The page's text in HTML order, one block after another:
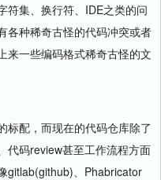
符集、换行符、IDE之类的问
各种稀奇古怪的代码冲突或者
来一些编码格式稀奇古怪的文
配，而现在的代码仓库除了
代码review甚至工作流程方面
gitlab(github)、Phabricator